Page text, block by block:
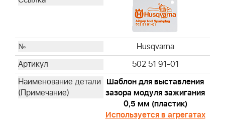
19447
100009
CE5121
19300
Husqvarna
Husqvarna
Husqvarna
Husqvarna
Husqvarna
Husqvarna
502 51 91-01
Шаблон для выставления
зазора модуля зажигания
0,5 мм (пластик)
Используется в агрегатах